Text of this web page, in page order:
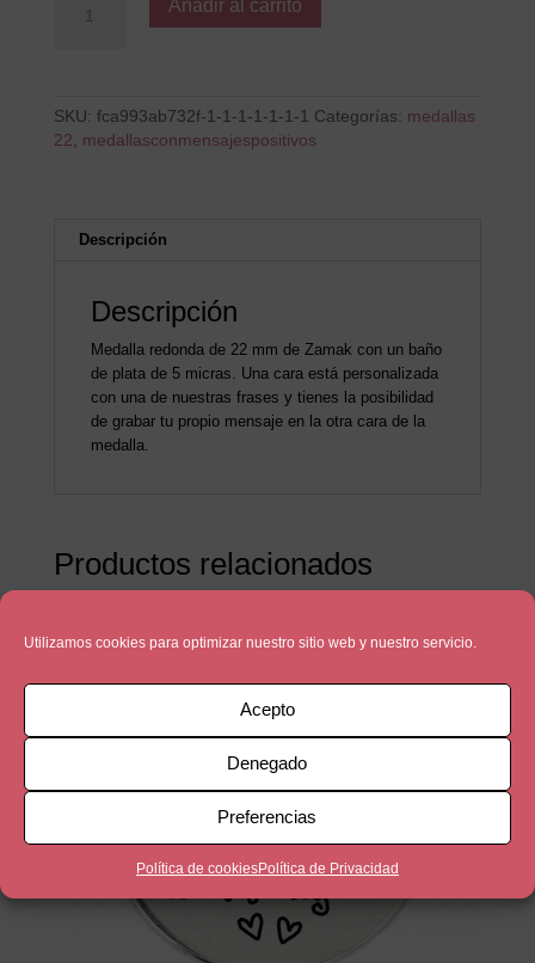
Utilizamos cookies para optimizar nuestro sitio web y nuestro servicio.
Acepto
Denegado
Preferencias
Política de cookiesPolítica de Privacidad
cantidad
Añadir al carrito
SKU: fca993ab732f-1-1-1-1-1-1-1 Categorías: medallas
22, medallasconmensajespositivos
Descripción
Descripción
Medalla redonda de 22 mm de Zamak con un baño
de plata de 5 micras. Una cara está personalizada
con una de nuestras frases y tienes la posibilidad
de grabar tu propio mensaje en la otra cara de la
medalla.
Productos relacionados